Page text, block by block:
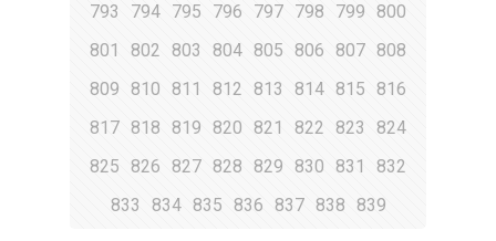
793
794 795 796 797 798 799
800
801
802 803 804 805 806 807 808
809
810 811 812 813 814 815
816
817 818 819 820 821 822 823
824
825
826 827 828 829 830 831
832
833
834 835 836 837 838 839